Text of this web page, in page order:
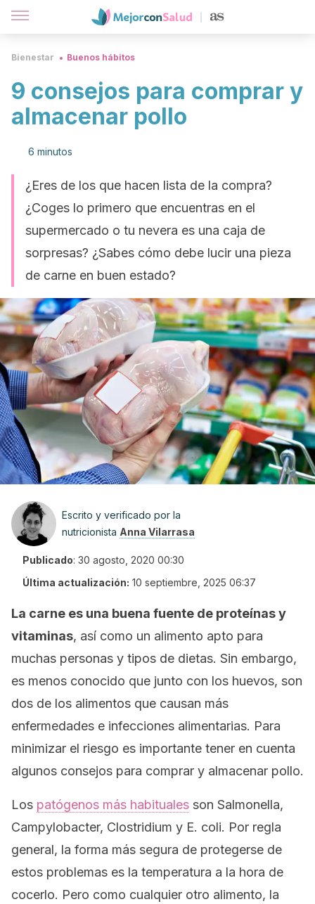
Bienestar Buenos hábitos
9 consejos para comprar y
almacenar pollo
6 minutos
¿Eres de los que hacen lista de la compra?
¿Coges lo primero que encuentras en el
supermercado o tu nevera es una caja de
sorpresas? ¿Sabes cómo debe lucir una pieza
de carne en buen estado?
Escrito y verificado por la
nutricionista Anna Vilarrasa
Publicado: 30 agosto, 2020 00:30
Última actualización: 10 septiembre, 2025 06:37
La carne es una buena fuente de proteínas y
vitaminas, así como un alimento apto para
muchas personas y tipos de dietas. Sin embargo,
es menos conocido que junto con los huevos, son
dos de los alimentos que causan más
enfermedades e infecciones alimentarias. Para
minimizar el riesgo es importante tener en cuenta
algunos consejos para comprar y almacenar pollo.
Los patógenos más habituales son Salmonella,
Campylobacter, Clostridium y E. coli. Por regla
general, la forma más segura de protegerse de
estos problemas es la temperatura a la hora de
cocerlo. Pero como cualquier otro alimento, la